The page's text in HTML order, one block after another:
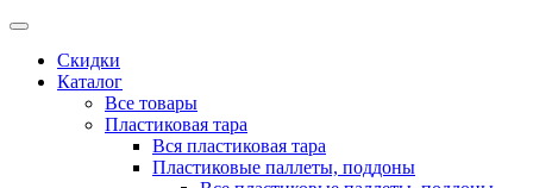
Скидки
Каталог
Все товары
Пластиковая тара
Вся пластиковая тара
Пластиковые паллеты, поддоны